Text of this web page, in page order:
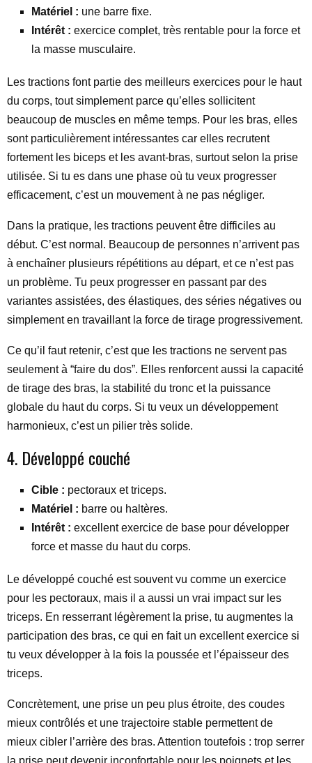
Matériel : une barre fixe.
Intérêt : exercice complet, très rentable pour la force et
la masse musculaire.
Les tractions font partie des meilleurs exercices pour le haut
du corps, tout simplement parce qu’elles sollicitent
beaucoup de muscles en même temps. Pour les bras, elles
sont particulièrement intéressantes car elles recrutent
fortement les biceps et les avant-bras, surtout selon la prise
utilisée. Si tu es dans une phase où tu veux progresser
efficacement, c’est un mouvement à ne pas négliger.
Dans la pratique, les tractions peuvent être difficiles au
début. C’est normal. Beaucoup de personnes n’arrivent pas
à enchaîner plusieurs répétitions au départ, et ce n’est pas
un problème. Tu peux progresser en passant par des
variantes assistées, des élastiques, des séries négatives ou
simplement en travaillant la force de tirage progressivement.
Ce qu’il faut retenir, c’est que les tractions ne servent pas
seulement à “faire du dos”. Elles renforcent aussi la capacité
de tirage des bras, la stabilité du tronc et la puissance
globale du haut du corps. Si tu veux un développement
harmonieux, c’est un pilier très solide.
4. Développé couché
Cible : pectoraux et triceps.
Matériel : barre ou haltères.
Intérêt : excellent exercice de base pour développer
force et masse du haut du corps.
Le développé couché est souvent vu comme un exercice
pour les pectoraux, mais il a aussi un vrai impact sur les
triceps. En resserrant légèrement la prise, tu augmentes la
participation des bras, ce qui en fait un excellent exercice si
tu veux développer à la fois la poussée et l’épaisseur des
triceps.
Concrètement, une prise un peu plus étroite, des coudes
mieux contrôlés et une trajectoire stable permettent de
mieux cibler l’arrière des bras. Attention toutefois : trop serrer
la prise peut devenir inconfortable pour les poignets et les